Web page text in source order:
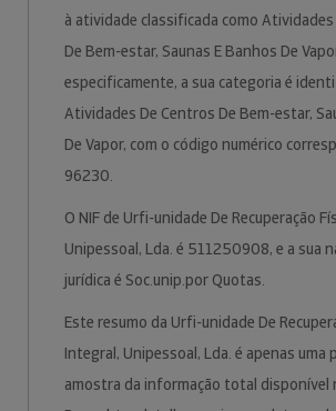
à atividade classificada como
De Bem-estar, Saunas E Banhos De
especificamente, a sua categoria é
Atividades De Centros De Bem-estar,
De Vapor, com o código numérico
96230.
O NIF de Urfi-unidade De Recuperação
Unipessoal, Lda. é 511250908, e a sua
jurídica é Soc.unip.por Quotas.
Este resumo da Urfi-unidade De
Integral, Unipessoal, Lda. é apenas uma
amostra da informação total disponível